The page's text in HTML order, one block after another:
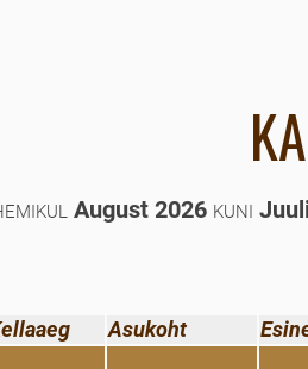
August 2026 kuni
Asukoht